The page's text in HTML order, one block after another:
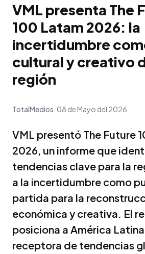
VML presenta The
100 Latam 2026: la
incertidumbre
cultural y creativo
región
TotalMedios 08 de Mayo del 2026
VML presentó The Future
2026, un informe que
tendencias clave para la
a la incertidumbre como
partida para la
económica y creativa. El
posiciona a América
receptora de tendencias